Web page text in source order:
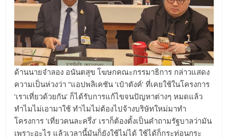
ด้านนายจำลอง อนันตสุข โฆษกคณะกรรมาธิการ กล่าวแสดง
ความเป็นห่วงว่า “แอปพลิเคชัน ‘เป๋าตังค์’ ที่เคยใช้ในโครงการ
‘เราเที่ยวด้วยกัน’ ก็ได้รับการแก้ไขจนปัญหาต่างๆ หมดแล้ว
ทำไมไม่เอามาใช้ ทำไมไม่ต้องไปจ้างบริษัทใหม่มาทำ
โครงการ ‘เที่ยวคนละครึ่ง’ เราก็ต้องตั้งเป็นคำถามรัฐบาลว่ามัน
เพราะอะไร แล้วเวลานี้มันก็ยังใช้ไม่ได้ ใช้ได้ก็กระท่อนกระ